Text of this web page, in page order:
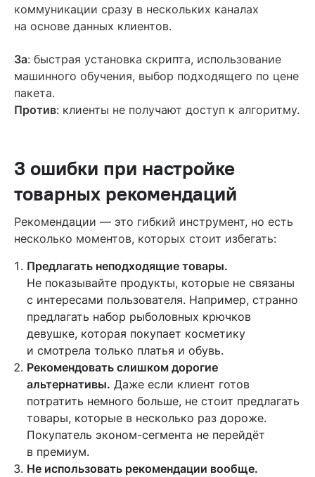
коммуникации сразу в нескольких каналах
на основе данных клиентов.
За: быстрая установка скрипта, использование
машинного обучения, выбор подходящего по цене
пакета.
Против: клиенты не получают доступ к алгоритму.
3 ошибки при настройке
товарных рекомендаций
Рекомендации — это гибкий инструмент, но есть
несколько моментов, которых стоит избегать:
Предлагать неподходящие товары.
Не показывайте продукты, которые не связаны
с интересами пользователя. Например, странно
предлагать набор рыболовных крючков
девушке, которая покупает косметику
и смотрела только платья и обувь.
Рекомендовать слишком дорогие
альтернативы. Даже если клиент готов
потратить немного больше, не стоит предлагать
товары, которые в несколько раз дороже.
Покупатель эконом-сегмента не перейдёт
в премиум.
Не использовать рекомендации вообще.